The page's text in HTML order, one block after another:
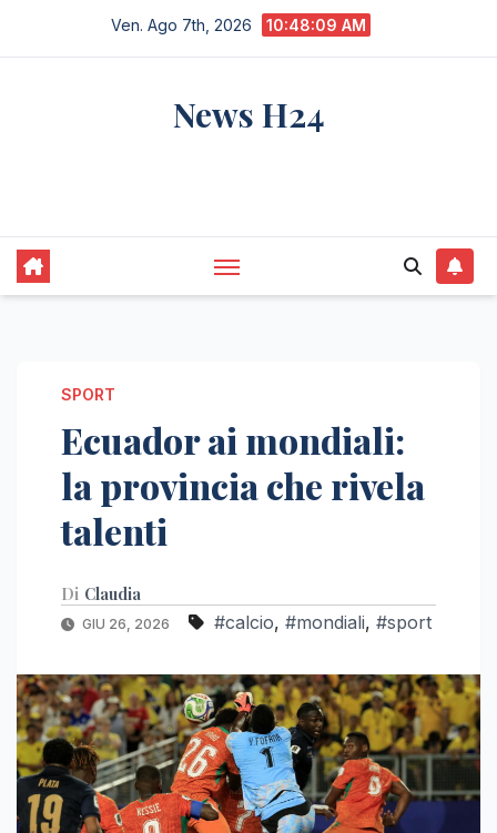
Ven. Ago 7th, 2026 10:48:10 AM
News H24
SPORT
Ecuador ai mondiali:
la provincia che rivela
talenti
Di Claudia
GIU 26, 2026 #calcio, #mondiali, #sport